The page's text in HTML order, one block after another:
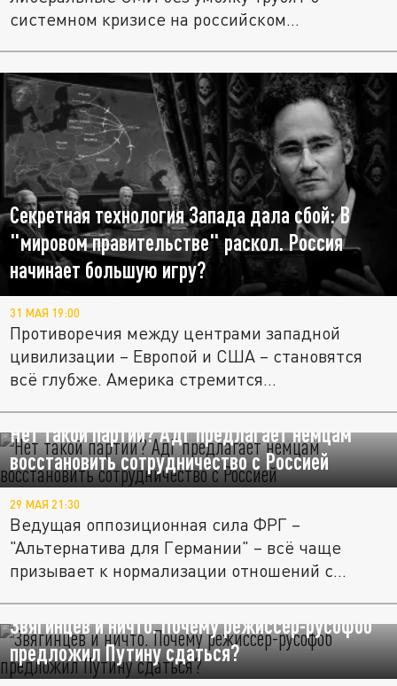
системном кризисе на российском
Секретная технология Запада дала сбой: В
"мировом правительстве" раскол. Россия
начинает большую игру?
31 МАЯ 19:00
Противоречия между центрами западной
цивилизации – Европой и США – становятся
всё глубже. Америка стремится...
Нет такой партии? АдГ предлагает немцам
восстановить сотрудничество с Россией
29 МАЯ 21:30
Ведущая оппозиционная сила ФРГ –
"Альтернатива для Германии" – всё чаще
призывает к нормализации отношений с...
Звягинцев и ничто. Почему режиссёр-русофоб
предложил Путину сдаться?